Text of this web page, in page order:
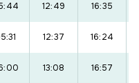
12:49 16:35
12:37 16:24
13:08 16:57